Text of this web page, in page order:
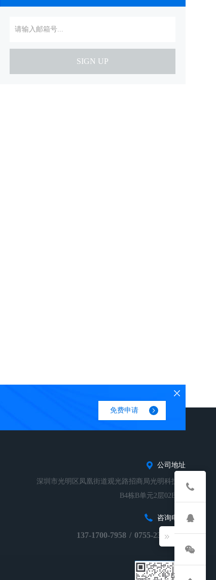
SIGN UP
免费申请
公司地址
深圳市光明区凤凰街道观光路招商局光明科技园
B4栋B单元2层02B-01
咨询电话
137-1700-7958 / 0755-23248674